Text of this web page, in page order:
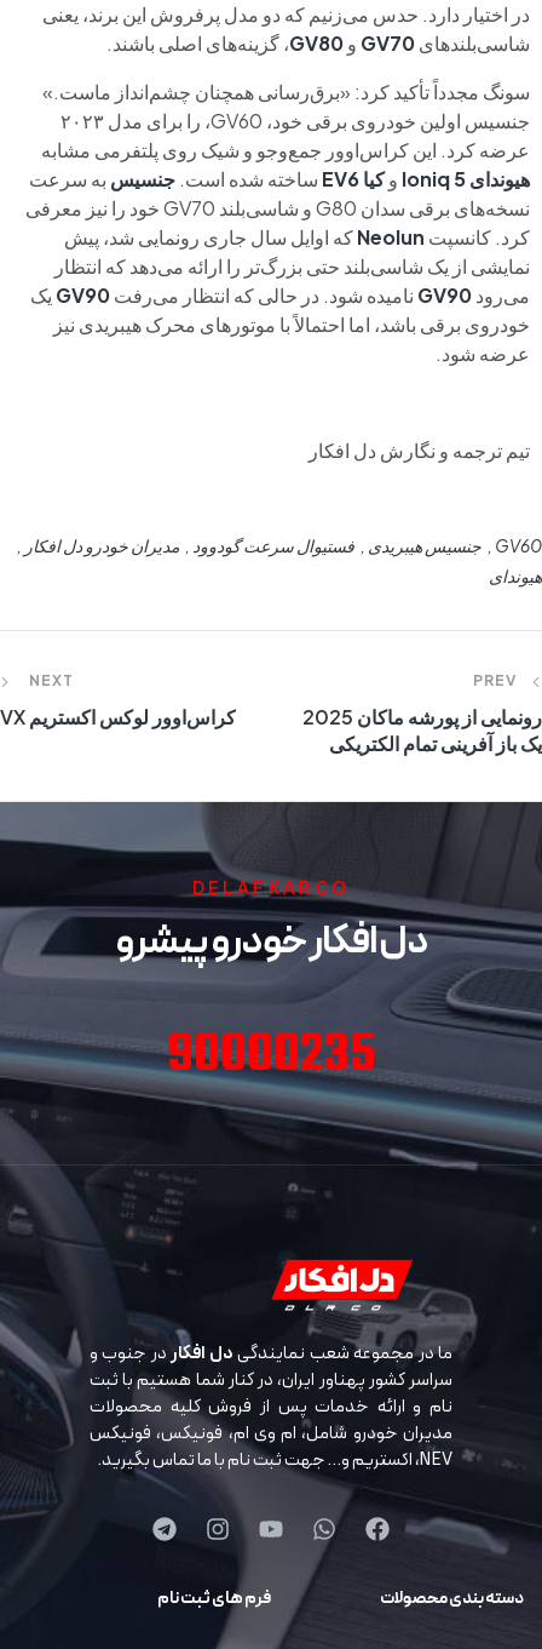
در اختیار دارد. حدس می‌زنیم که دو مدل پرفروش این برند، یعنی
شاسی‌بلندهایGV70 وGV80، گزینه‌های اصلی باشند.
سونگ مجدداً تأکید کرد: «برق‌رسانی همچنان چشم‌انداز ماست.»
جنسیس اولین خودروی برقی خود، GV60، را برای مدل ۲۰۲۳
عرضه کرد. این کراس‌اوور جمع‌وجو و شیک روی پلتفرمی مشابه
هیوندای Ioniq 5
وکیاEV6 ساخته شده است. جنسیس به سرعت
نسخه‌های برقی سدان G80 و شاسی‌بلند GV70 خود را نیز معرفی
کرد. کانسپت Neolunکه اوایل سال جاری رونمایی شد، پیش
نمایشی از یک شاسی‌بلند حتی بزرگ‌تر را ارائه می‌دهد که انتظار
می‌رودGV90 نامیده شود. در حالی که انتظار می‌رفتGV90 یک
خودروی برقی باشد، اما احتمالاً با موتورهای محرک هیبریدی نیز
عرضه شود.
تیم ترجمه و نگارش دل افکار
GV60 جنسیس هیبریدی فستیوال سرعت گودوود
مدیران خودرو دل افکار
هیوندای
PREV
رونمایی از پورشه ماکان 2025
یک باز آفرینی تمام الکتریکی
NEXT
کراس‌اوور لوکس اکستریم VX
DELAFKARCO
دل افکار خودرو پیشرو
90000235
ما در مجموعه شعب نمایندگیدل افکاردر جنوب و
سراسر کشور پهناور ایران، در کنار شما هستیم با ثبت
نام و ارائه خدمات پس از فروش کلیه محصولات
مدیران خودرو شامل، ام وی ام، فونیکس، فونیکس
NEV، اکستریم و… جهت ثبت نام با ما تماس بگیرید.
دسته بندی محصولات فرم های ثبت نام